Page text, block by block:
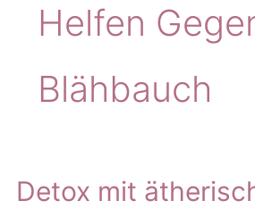
Helfen
Blähbauch
Detox mit